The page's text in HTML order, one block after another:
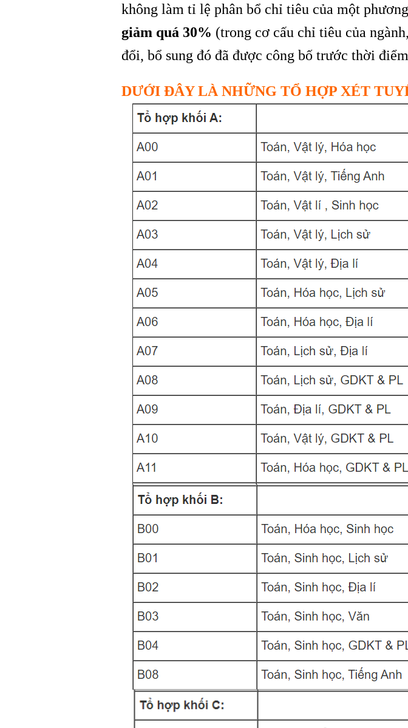
không làm tỉ lệ phân bổ chỉ tiêu của một
giảm quá 30% (trong cơ cấu chỉ tiêu của
đổi, bổ sung đó đã được công bố trước thời
DƯỚI ĐÂY LÀ NHỮNG TỔ HỢP XÉT